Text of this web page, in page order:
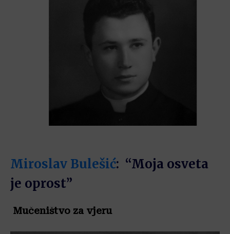
Miroslav Bulešić: “Moja osveta
je oprost”
Mučeništvo za vjeru